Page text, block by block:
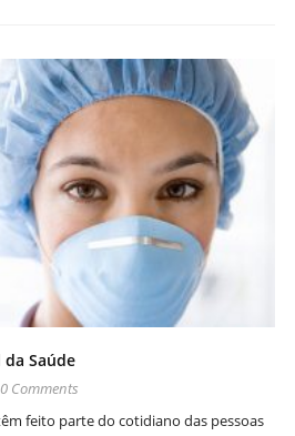
Saúde
0 Comments
feito parte do cotidiano das pessoas